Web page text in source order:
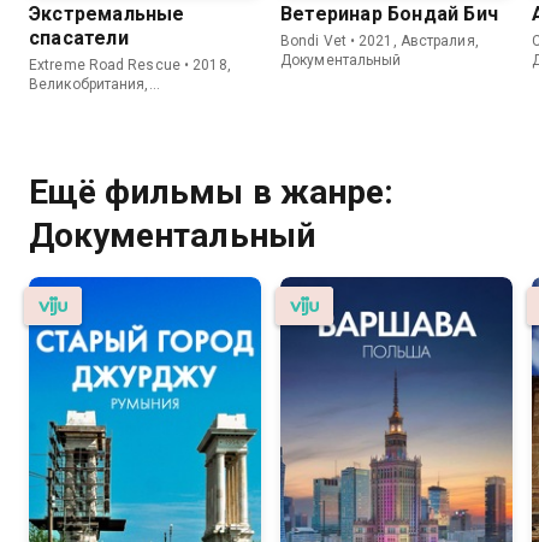
Экстремальные
спасатели
Extreme Road Rescue • 2018,
Великобритания,
Ветеринар Бондай Бич
Bondi Vet • 2021, Австралия,
Документальный
Ещё фильмы в жанре:
Документальный